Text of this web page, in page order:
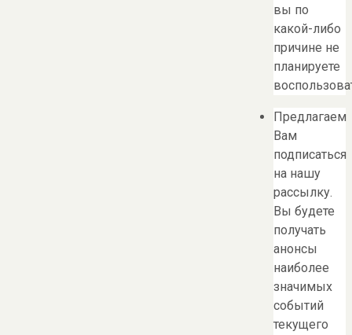
вы по
какой-либо
причине не
планируете
Предлагаем
Вам
подписаться
на нашу
рассылку.
Вы будете
получать
анонсы
наиболее
значимых
событий
текущего